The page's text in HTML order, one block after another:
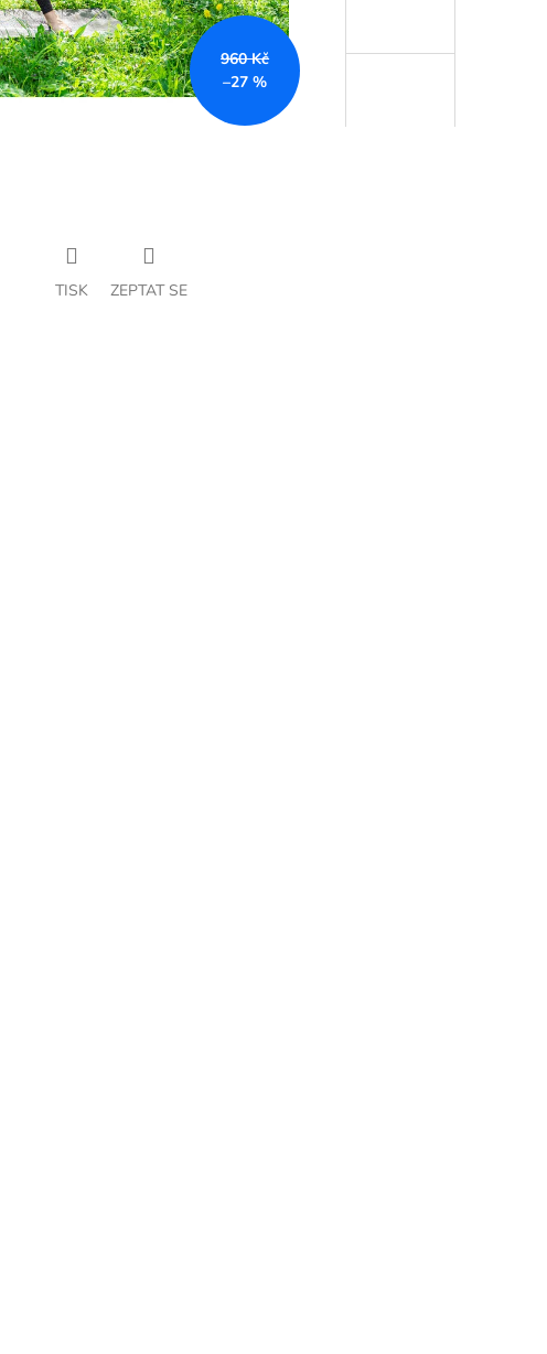
960 Kč
–27 %
TISK ZEPTAT SE